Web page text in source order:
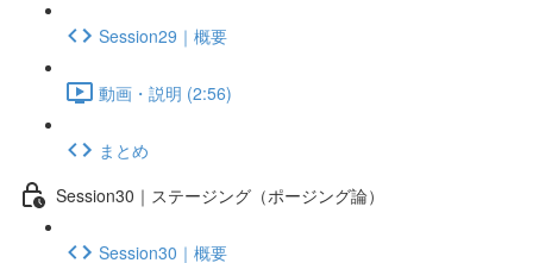
Session29｜概要
動画・説明 (2:56)
まとめ
Session30｜ステージング（ポージング論）
Session30｜概要